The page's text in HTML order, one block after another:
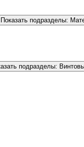
Показать подразделы:
подразделы: